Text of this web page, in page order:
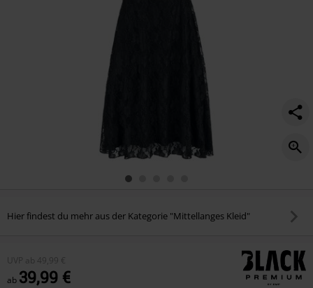
Hier findest du mehr aus der Kategorie "Mittellanges Kleid"
UVP ab
49,99 €
ab 39,99 €